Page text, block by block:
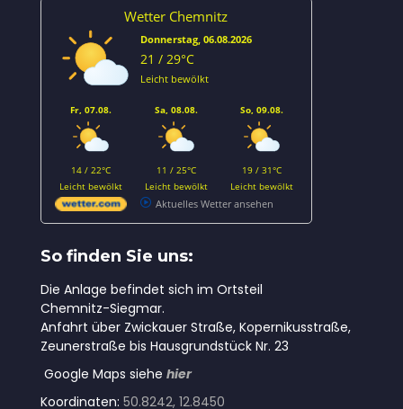
Wetter Chemnitz
Donnerstag, 06.08.2026
21 / 29°C
Leicht bewölkt
Fr, 07.08.
14 / 22°C
Leicht bewölkt
Sa, 08.08.
11 / 25°C
Leicht bewölkt
So, 09.08.
19 / 31°C
Leicht bewölkt
Aktuelles Wetter ansehen
So finden Sie uns:
Die Anlage befindet sich im Ortsteil
Chemnitz-Siegmar.
Anfahrt über Zwickauer Straße, Kopernikusstraße,
Zeunerstraße bis Hausgrundstück Nr. 23
Google Maps siehe hier
Koordinaten: 50.8242, 12.8450